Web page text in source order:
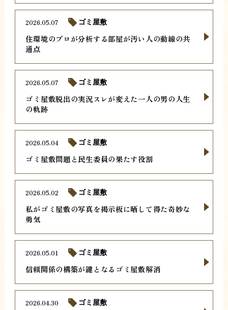
住環境のプロが分析する部屋が汚い人の動線の共
通点
2026.05.07 ゴミ屋敷
ゴミ屋敷脱出の実況スレが変えた一人の男の人生
の軌跡
2026.05.07 ゴミ屋敷
ゴミ屋敷問題と民生委員の果たす役割
2026.05.04 ゴミ屋敷
私がゴミ屋敷の写真を掲示板に晒して得た奇妙な
勇気
2026.05.02 ゴミ屋敷
信頼関係の構築が鍵となるゴミ屋敷解消
2026.05.01 ゴミ屋敷
2026.04.30 ゴミ屋敷